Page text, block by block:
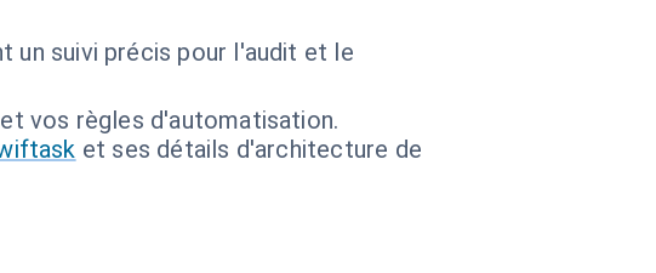
un suivi précis pour l'audit et le
vos règles d'automatisation.
et ses détails d'architecture de